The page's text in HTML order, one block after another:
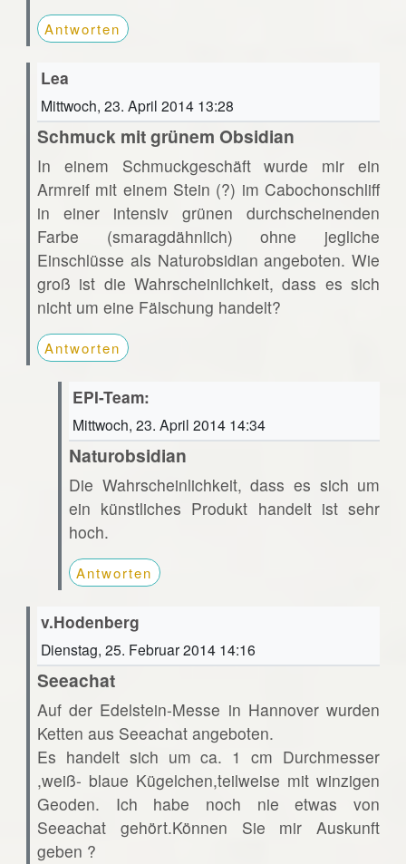
Antworten
Lea
Mittwoch, 23. April 2014 13:28
Schmuck mit grünem Obsidian
In einem Schmuckgeschäft wurde mir ein
Armreif mit einem Stein (?) im Cabochonschliff
in einer intensiv grünen durchscheinenden
Farbe (smaragdähnlich) ohne jegliche
Einschlüsse als Naturobsidian angeboten. Wie
groß ist die Wahrscheinlichkeit, dass es sich
nicht um eine Fälschung handelt?
Antworten
EPI-Team:
Mittwoch, 23. April 2014 14:34
Naturobsidian
Die Wahrscheinlichkeit, dass es sich um
ein künstliches Produkt handelt ist sehr
hoch.
Antworten
v.Hodenberg
Dienstag, 25. Februar 2014 14:16
Seeachat
Auf der Edelstein-Messe in Hannover wurden
Ketten aus Seeachat angeboten.
Es handelt sich um ca. 1 cm Durchmesser
,weiß- blaue Kügelchen,teilweise mit winzigen
Geoden. Ich habe noch nie etwas von
Seeachat gehört.Können Sie mir Auskunft
geben ?